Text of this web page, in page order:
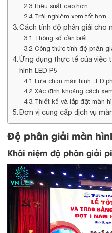
Hiệu suất cao hơn
Trải nghiệm xem tốt hơn
Cách tính độ phân giải cho
Thông số cần biết
Công thức tính độ phân
Ứng dụng thực tế của việc
hình LED P5
Lựa chọn màn hình LED
Xác định khoảng cách
Thiết kế và lắp đặt màn
Đơn vị cung cấp dịch vụ
Độ phân giải màn
Khái niệm độ phân giải